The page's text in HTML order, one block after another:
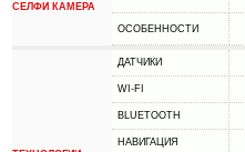
СЕЛФИ КАМЕРА
ОСОБЕННОСТИ
ДАТЧИКИ
WI-FI
BLUETOOTH
НАВИГАЦИЯ